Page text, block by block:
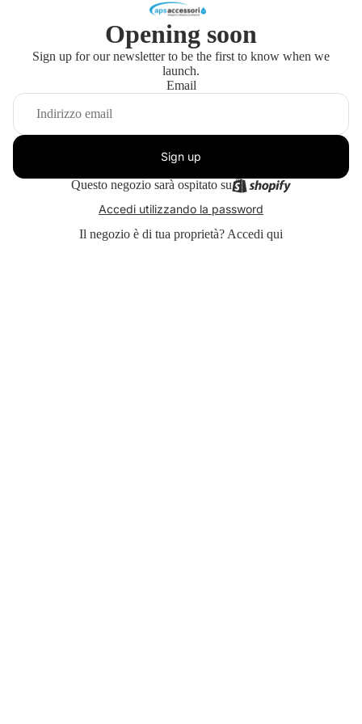
Opening soon
Sign up for our newsletter to be the first to know when we
launch.
Email
Sign up
Questo negozio sarà ospitato su
Accedi utilizzando la password
Il negozio è di tua proprietà? Accedi qui